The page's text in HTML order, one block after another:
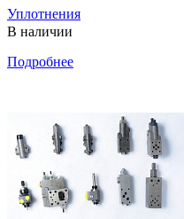
Уплотнения
В наличии
Подробнее